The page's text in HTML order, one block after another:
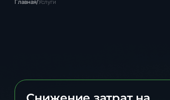
Главная/Услуги